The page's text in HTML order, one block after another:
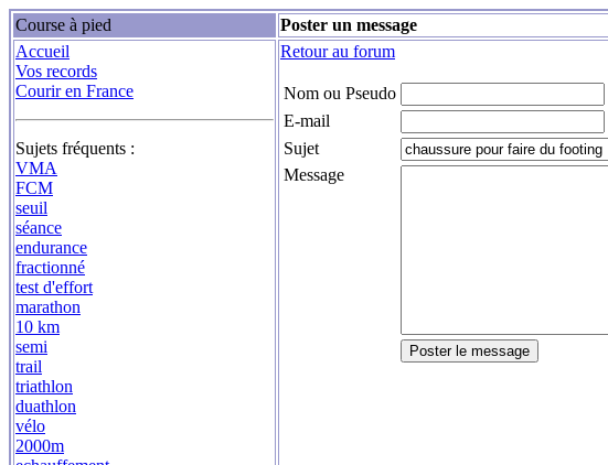
Course à pied
Poster un message
Accueil
Vos records
Courir en France
Sujets fréquents :
VMA
FCM
seuil
séance
endurance
fractionné
test d'effort
marathon
10 km
semi
trail
triathlon
duathlon
vélo
2000m
Retour au forum
Nom ou Pseudo
E-mail
Sujet
Message